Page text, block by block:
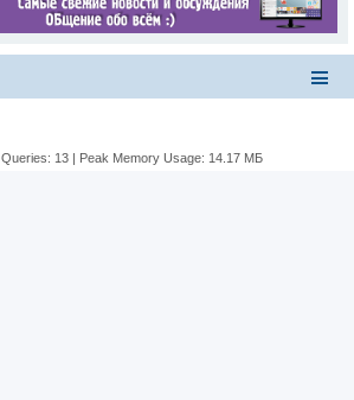
Queries: 13| Peak Memory Usage: 14.17 МБ